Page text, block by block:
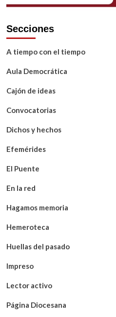
Secciones
A tiempo con el tiempo
Aula Democrática
Cajón de ideas
Convocatorias
Dichos y hechos
Efemérides
El Puente
En la red
Hagamos memoria
Hemeroteca
Huellas del pasado
Impreso
Lector activo
Página Diocesana